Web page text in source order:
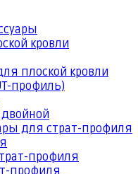
кровли
плоской кровли
профиль)
для страт-профиля
профиля
профиля